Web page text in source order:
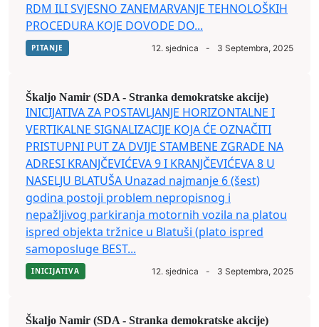
RDM ILI SVJESNO ZANEMARVANJE TEHNOLOŠKIH
PROCEDURA KOJE DOVODE DO...
PITANJE 12. sjednica - 3 Septembra, 2025
Škaljo Namir (SDA - Stranka demokratske akcije)
INICIJATIVA ZA POSTAVLJANJE HORIZONTALNE I
VERTIKALNE SIGNALIZACIJE KOJA ĆE OZNAČITI
PRISTUPNI PUT ZA DVIJE STAMBENE ZGRADE NA
ADRESI KRANJČEVIĆEVA 9 I KRANJČEVIĆEVA 8 U
NASELJU BLATUŠA Unazad najmanje 6 (šest)
godina postoji problem nepropisnog i
nepažljivog parkiranja motornih vozila na platou
ispred objekta tržnice u Blatuši (plato ispred
samoposluge BEST...
INICIJATIVA 12. sjednica - 3 Septembra, 2025
Škaljo Namir (SDA - Stranka demokratske akcije)